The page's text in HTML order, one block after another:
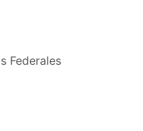
Federales